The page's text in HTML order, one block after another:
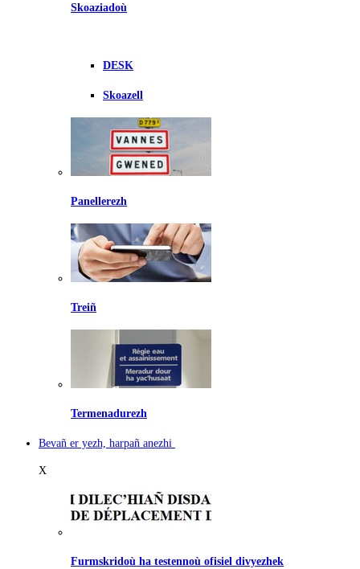
Skoaziadoù
DESK
Skoazell
Panellerezh
Treiñ
Termenadurezh
Bevañ er yezh, harpañ anezhi
X
Furmskridoù ha testennoù ofisiel divyezhek